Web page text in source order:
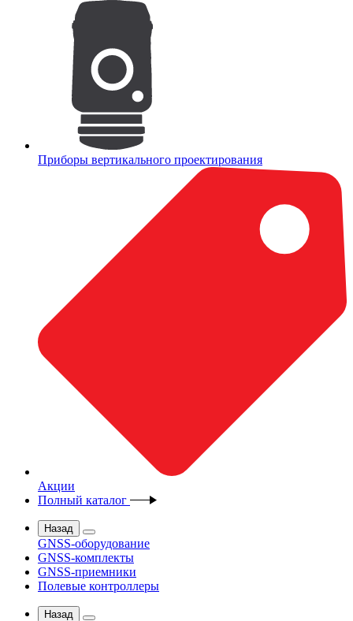
Приборы вертикального проектирования
Акции
Полный каталог
Назад
GNSS-оборудование
GNSS-комплекты
GNSS-приемники
Полевые контроллеры
Назад